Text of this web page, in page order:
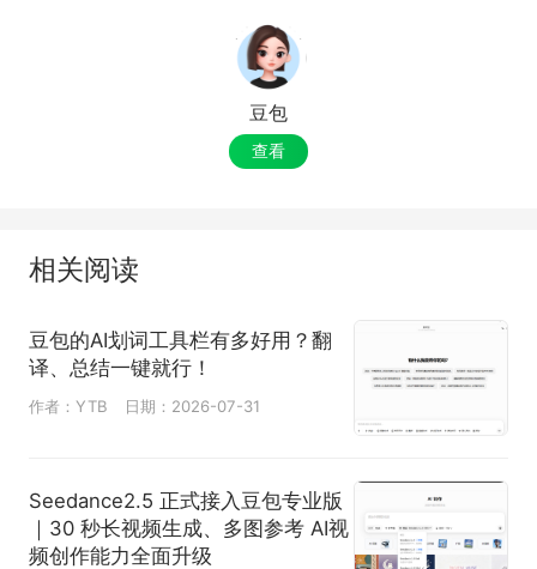
豆包
查看
相关阅读
豆包的AI划词工具栏有多好用？翻
译、总结一键就行！
作者：YTB 日期：2026-07-31
Seedance2.5 正式接入豆包专业版
｜30 秒长视频生成、多图参考 AI视
频创作能力全面升级